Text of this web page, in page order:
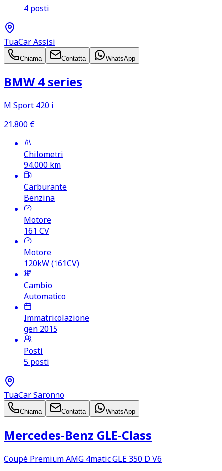
4 posti
TuaCar Assisi
Chiama Contatta WhatsApp
BMW 4 series
M Sport 420 i
21.800 €
Chilometri
94.000 km
Carburante
Benzina
Motore
161 CV
Motore
120kW (161CV)
Cambio
Automatico
Immatricolazione
gen 2015
Posti
5 posti
TuaCar Saronno
Chiama Contatta WhatsApp
Mercedes‑Benz GLE‑Class
Coupè Premium AMG 4matic GLE 350 D V6